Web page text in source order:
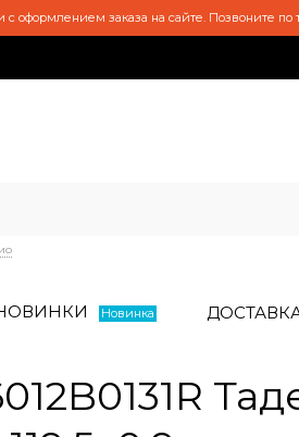
оформлением заказа на сайте. Позвоните по
Новинка